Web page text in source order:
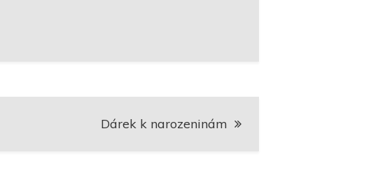
Dárek k narozeninám